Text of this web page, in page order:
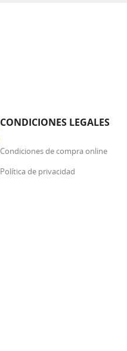
CONDICIONES LEGALES
Condiciones de compra online
Política de privacidad